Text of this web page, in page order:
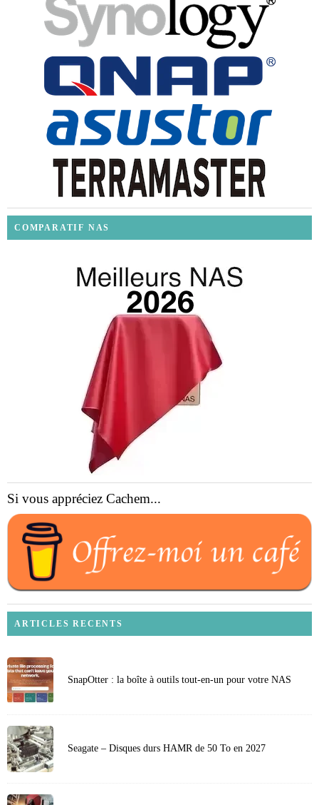
COMPARATIF NAS
Si vous appréciez Cachem...
ARTICLES RECENTS
SnapOtter : la boîte à outils tout-en-un pour votre NAS
Seagate – Disques durs HAMR de 50 To en 2027